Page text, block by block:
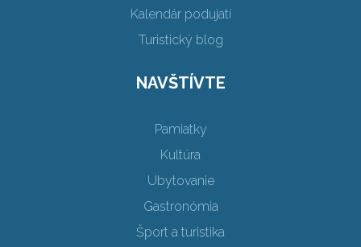
Kalendár podujatí
Turistický blog
NAVŠTÍVTE
Pamiatky
Kultúra
Ubytovanie
Gastronómia
Šport a turistika